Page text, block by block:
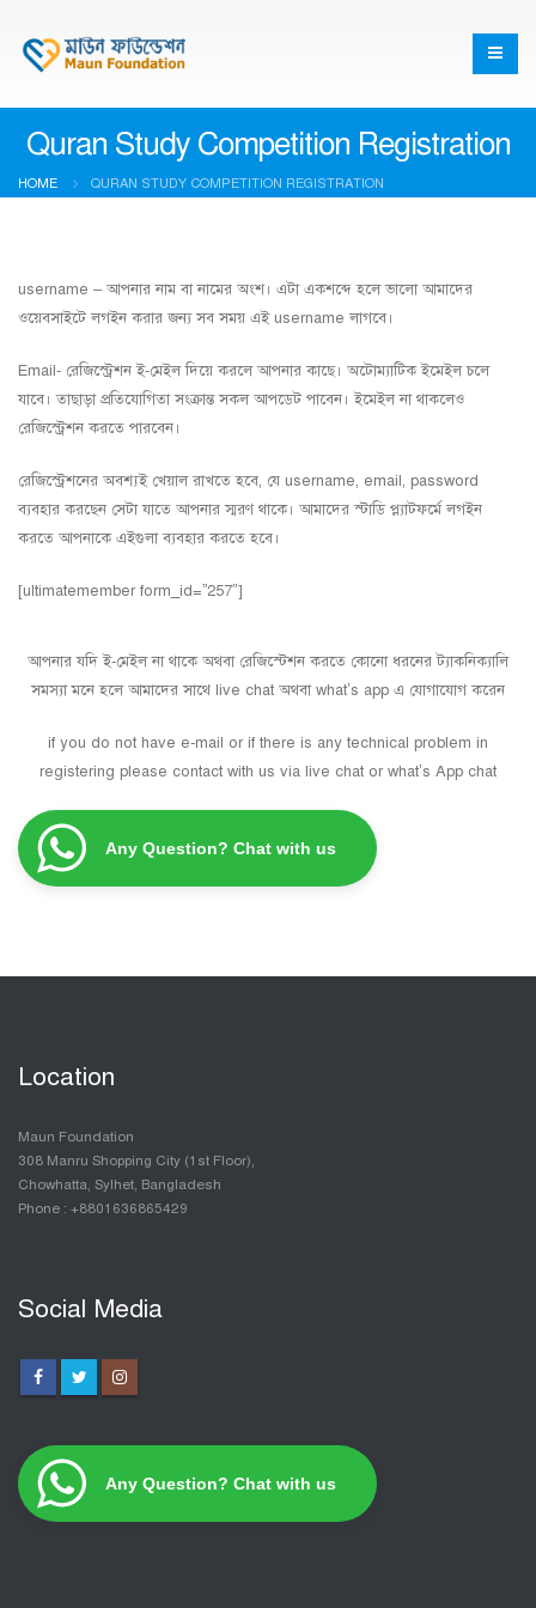
Quran Study Competition Registration
HOME QURAN STUDY COMPETITION REGISTRATION
username – আপনার নাম বা নামের অংশ। এটা একশব্দে হলে ভালো আমাদের
ওয়েবসাইটে লগইন করার জন্য সব সময় এই username লাগবে।
Email- রেজিস্ট্রেশন ই-মেইল দিয়ে করলে আপনার কাছে। অটোম্যাটিক ইমেইল চলে
যাবে। তাছাড়া প্রতিযোগিতা সংক্রান্ত সকল আপডেট পাবেন। ইমেইল না থাকলেও
রেজিস্ট্রেশন করতে পারবেন।
রেজিস্ট্রেশনের অবশ্যই খেয়াল রাখতে হবে, যে username, email, password
ব্যবহার করছেন সেটা যাতে আপনার স্মরণ থাকে। আমাদের স্টাডি প্ল্যাটফর্মে লগইন
করতে আপনাকে এইগুলা ব্যবহার করতে হবে।
[ultimatemember form_id=”257″]
আপনার যদি ই-মেইল না থাকে অথবা রেজিস্টেশন করতে কোনো ধরনের ট্যাকনিক্যালি
সমস্যা মনে হলে আমাদের সাথে live chat অথবা what’s app এ যোগাযোগ করেন
if you do not have e-mail or if there is any technical problem in
registering please contact with us via live chat or what’s App chat
Any Question? Chat with us
Location
Maun Foundation
308 Manru Shopping City (1st Floor),
Chowhatta, Sylhet, Bangladesh
Phone : +8801636865429
Social Media
Any Question? Chat with us